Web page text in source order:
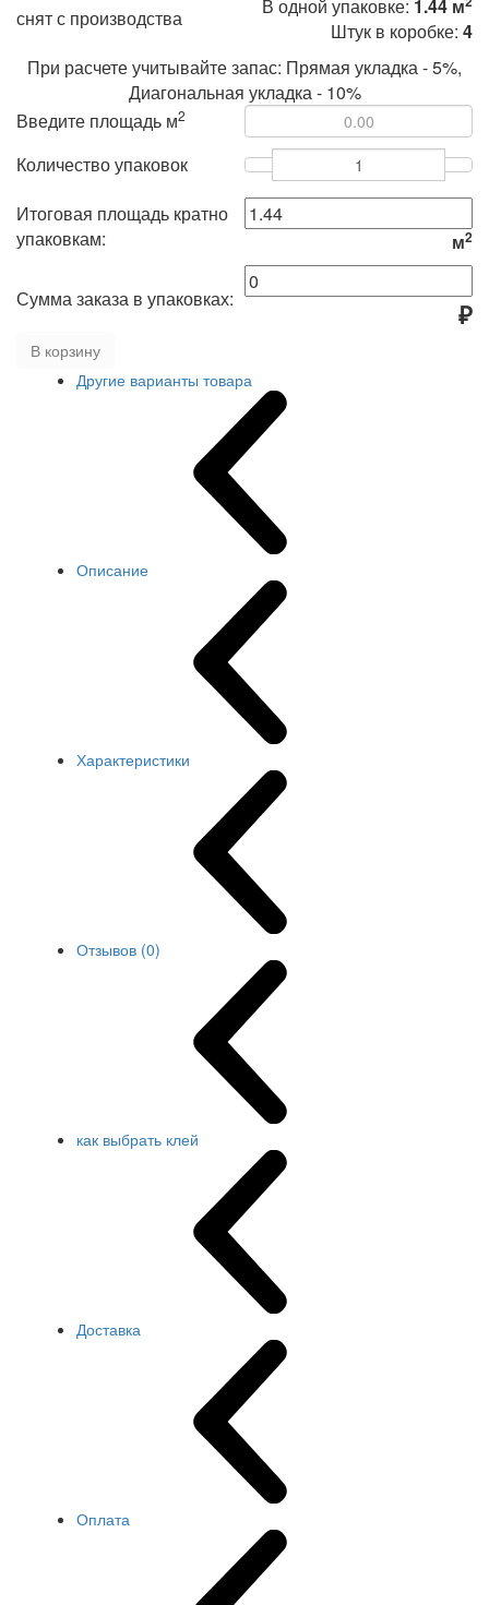
снят с производства
В одной упаковке: 1.44 м
Штук в коробке: 4
При расчете учитывайте запас: Прямая укладка - 5%,
Диагональная укладка - 10%
Введите площадь м2
Количество упаковок
Итоговая площадь кратно
упаковкам:
м2
Сумма заказа в упаковках: ₽
В корзину
Другие варианты товара
Описание
Характеристики
Отзывов (0)
как выбрать клей
Доставка
Оплата